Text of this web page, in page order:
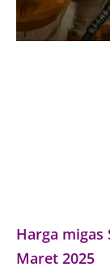
Harga migas
Maret 2025